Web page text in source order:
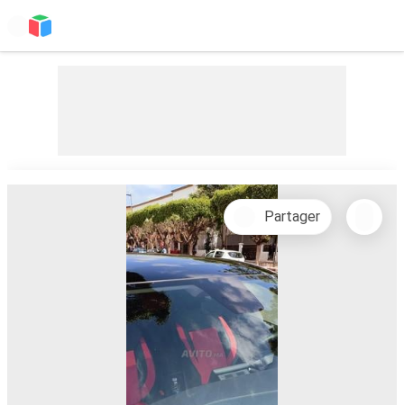
Partager